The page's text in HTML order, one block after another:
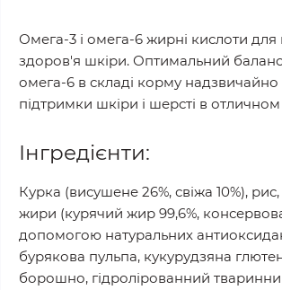
Омега-3 і омега-6 жирні кислоти для
здоров'я шкіри. Оптимальний баланс
омега-6 в складі корму
підтримки шкіри і шерсті в
Інгредієнти:
Курка (висушене 26%, свіжа 10%),
жири (курячий жир 99,6%,
допомогою натуральних
бурякова пульпа, кукурудзяна
борошно, гідролірованний